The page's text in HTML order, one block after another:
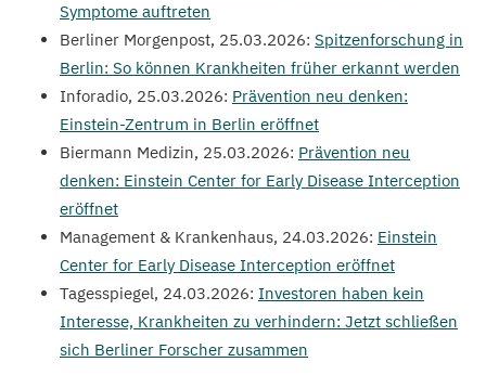
Symptome auftreten
Berliner Morgenpost, 25.03.2026: Spitzenforschung in
Berlin: So können Krankheiten früher erkannt werden
Inforadio, 25.03.2026: Prävention neu denken:
Einstein-Zentrum in Berlin eröffnet
Biermann Medizin, 25.03.2026: Prävention neu
denken: Einstein Center for Early Disease Interception
eröffnet
Management & Krankenhaus, 24.03.2026: Einstein
Center for Early Disease Interception eröffnet
Tagesspiegel, 24.03.2026: Investoren haben kein
Interesse, Krankheiten zu verhindern: Jetzt schließen
sich Berliner Forscher zusammen